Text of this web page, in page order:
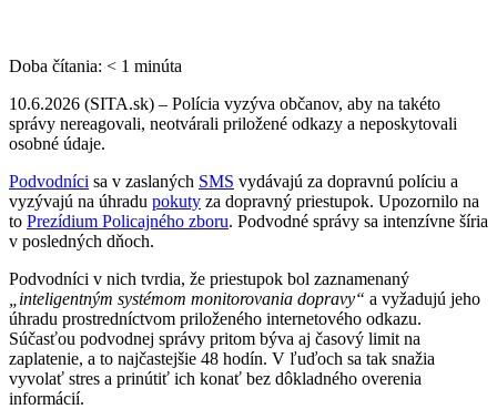
Doba čítania: < 1 minúta
10.6.2026 (SITA.sk) – Polícia vyzýva občanov, aby na takéto
správy nereagovali, neotvárali priložené odkazy a neposkytovali
osobné údaje.
Podvodníci sa v zaslaných SMS vydávajú za dopravnú políciu a
vyzývajú na úhradu pokuty za dopravný priestupok. Upozornilo na
to Prezídium Policajného zboru. Podvodné správy sa intenzívne šíria
v posledných dňoch.
Podvodníci v nich tvrdia, že priestupok bol zaznamenaný
„inteligentným systémom monitorovania dopravy“ a vyžadujú jeho
úhradu prostredníctvom priloženého internetového odkazu.
Súčasťou podvodnej správy pritom býva aj časový limit na
zaplatenie, a to najčastejšie 48 hodín. V ľuďoch sa tak snažia
vyvolať stres a prinútiť ich konať bez dôkladného overenia
informácií.